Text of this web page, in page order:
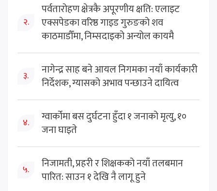
२.
पर्वतारोहण क्षेत्रकै अपूरणीय क्षति: एलाइट
एक्सपेडका वरिष्ठ गाइड गुरुङको शव
काठमाडौँमा, निम्सदाइको अन्योल कायमै
३.
नागेन्द्र साह बने आयल निगमका नयाँ कार्यकारी
निर्देशक, ग्यासको अभाव पन्छाउने दायित्व
४.
ग्वार्कोमा बस दुर्घटना हुँदा १ जनाको मृत्यु, १०
जना घाइते
५.
निजामती, प्रहरी र शिक्षकको नयाँ तलबमान
पारित: साउन १ देखि नै लागू हुने